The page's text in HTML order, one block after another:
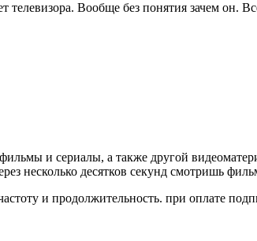
Вообще без понятия зачем он.
и сериалы, а также другой
несколько десятков секунд смотришь
и продолжительность. при оплате